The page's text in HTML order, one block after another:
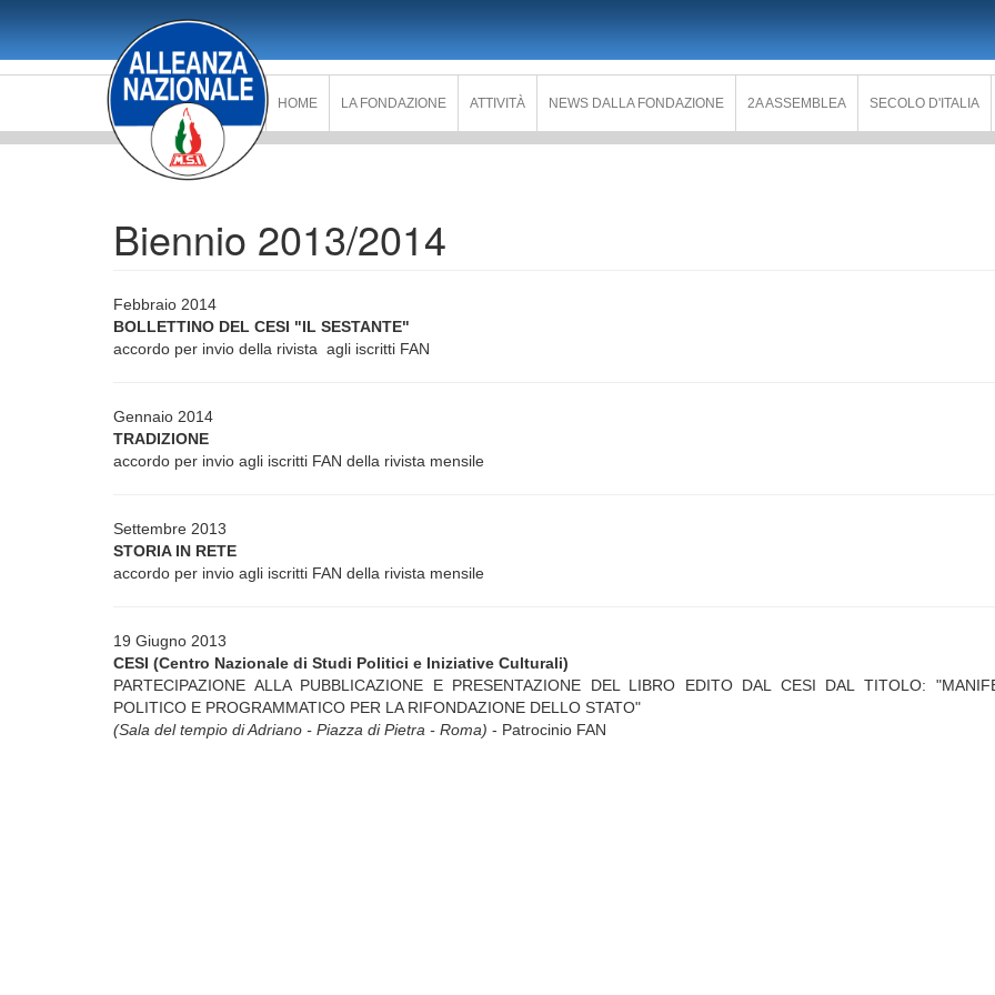
contenuto
principale
HOME LA FONDAZIONE ATTIVITÀ NEWS DALLA FONDAZIONE 2A ASSEMBLEA SECOLO D'ITALIA
Biennio 2013/2014
Febbraio 2014
BOLLETTINO DEL CESI "IL SESTANTE"
accordo per invio della rivista agli iscritti FAN
Gennaio 2014
TRADIZIONE
accordo per invio agli iscritti FAN della rivista mensile
Settembre 2013
STORIA IN RETE
accordo per invio agli iscritti FAN della rivista mensile
19 Giugno 2013
CESI (Centro Nazionale di Studi Politici e Iniziative Culturali)
PARTECIPAZIONE ALLA PUBBLICAZIONE E PRESENTAZIONE DEL LIBRO EDITO DAL CESI DAL TITOLO:
POLITICO E PROGRAMMATICO PER LA RIFONDAZIONE DELLO STATO"
(Sala del tempio di Adriano - Piazza di Pietra - Roma) - Patrocinio FAN